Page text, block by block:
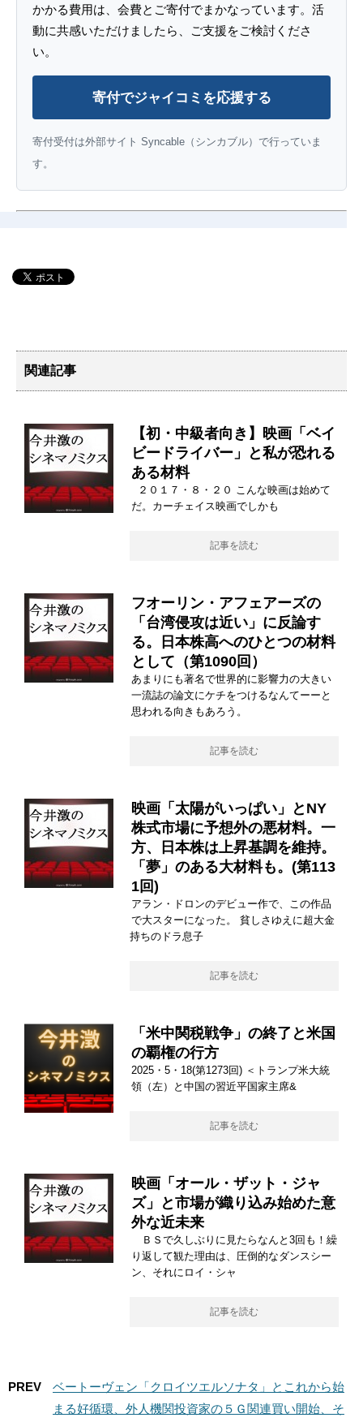
かかる費用は、会費とご寄付でまかなっています。活
動に共感いただけましたら、ご支援をご検討くださ
い。
寄付でジャイコミを応援する
寄付受付は外部サイト Syncable（シンカブル）で行っていま
す。
関連記事
【初・中級者向き】映画「ベイ
ビードライバー」と私が恐れる
ある材料
２０１７・８・２０ こんな映画は始めて
だ。カーチェイス映画でしかも
記事を読む
フオーリン・アフェアーズの
「台湾侵攻は近い」に反論す
る。日本株高へのひとつの材料
として（第1090回）
あまりにも著名で世界的に影響力の大きい
一流誌の論文にケチをつけるなんてーーと
思われる向きもあろう。
記事を読む
映画「太陽がいっぱい」とNY
株式市場に予想外の悪材料。一
方、日本株は上昇基調を維持。
「夢」のある大材料も。(第113
1回)
アラン・ドロンのデビュー作で、この作品
で大スターになった。 貧しさゆえに超大金
持ちのドラ息子
記事を読む
「米中関税戦争」の終了と米国
の覇権の行方
2025・5・18(第1273回) ＜トランプ米大統
領（左）と中国の習近平国家主席&
記事を読む
映画「オール・ザット・ジャ
ズ」と市場が織り込み始めた意
外な近未来
ＢＳで久しぶりに見たらなんと3回も！繰
り返して観た理由は、圧倒的なダンスシー
ン、それにロイ・シャ
記事を読む
PREV
ベートーヴェン「クロイツエルソナタ」とこれから始
まる好循環、外人機関投資家の５Ｇ関連買い開始、そ